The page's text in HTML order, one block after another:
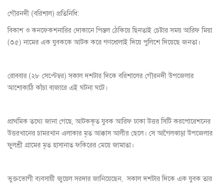
গৌরনদী (বরিশাল) প্রতিনিধি:
বিকাশ ও কনফেকশনারির দোকানে পিস্তল ঠেকিয়ে ছিনতাই চেষ্টার সময় আরিফ মিয়া
(৩৫) নামের এক যুবককে আটক করে গণধোলাই দিয়ে পুলিশে দিয়েছে জনতা।
রোববার (২৮ সেপ্টেম্বর) সকাল দশটার দিকে বরিশালের গৌরনদী উপজেলার
আশোকাঠি কাঁচা বাজারে এই ঘটনা ঘটে।
প্রাথমিক তথ্যে জানা গেছে, আটককৃত যুবক আরিফ ঢাকা উত্তর সিটি করপোরেশনের
উত্তরখানের চামরখান এলাকার মৃত আক্কাস আলীর ছেলে। সে আগৈলঝাড়া উপজেলার
ফুলশ্রী গ্রামের মৃত হাসানাত ফকিরের মেয়ে জামাতা।
ভুক্তভোগী ব্যবসায়ী জুয়েল সরদার জানিয়েছেন, সকাল দশটার দিকে এক যুবক তার